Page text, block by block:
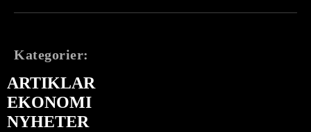
Kategorier:
ARTIKLAR
EKONOMI
NYHETER